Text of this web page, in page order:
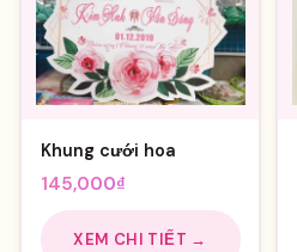
Khung cưới hoa
145,000₫
XEM CHI TIẾT →